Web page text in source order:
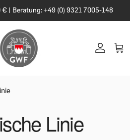
€ | Beratung: +49 (0) 9321 7005-148
Linie